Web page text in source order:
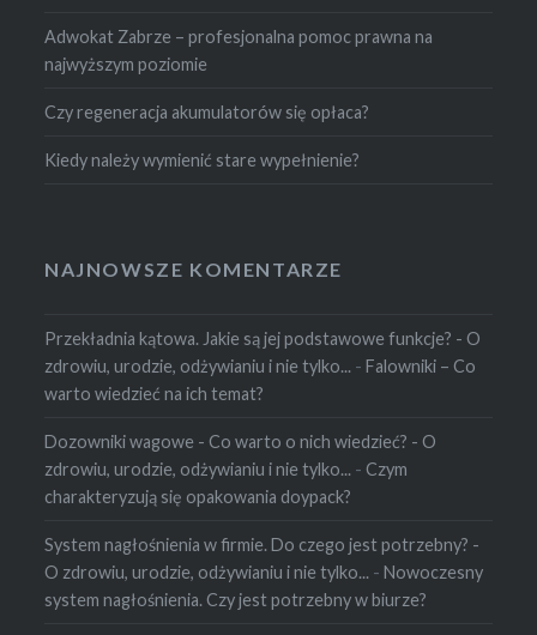
Adwokat Zabrze – profesjonalna pomoc prawna na
najwyższym poziomie
Czy regeneracja akumulatorów się opłaca?
Kiedy należy wymienić stare wypełnienie?
NAJNOWSZE KOMENTARZE
Przekładnia kątowa. Jakie są jej podstawowe funkcje? - O
zdrowiu, urodzie, odżywianiu i nie tylko... -Falowniki – Co
warto wiedzieć na ich temat?
Dozowniki wagowe - Co warto o nich wiedzieć? - O
zdrowiu, urodzie, odżywianiu i nie tylko... - Czym
charakteryzują się opakowania doypack?
System nagłośnienia w firmie. Do czego jest potrzebny? -
O zdrowiu, urodzie, odżywianiu i nie tylko... -Nowoczesny
system nagłośnienia. Czy jest potrzebny w biurze?